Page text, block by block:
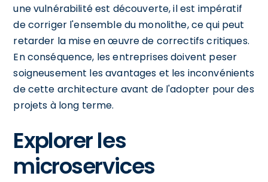
une vulnérabilité est découverte, il est impératif
de corriger l'ensemble du monolithe, ce qui peut
retarder la mise en œuvre de correctifs critiques.
En conséquence, les entreprises doivent peser
soigneusement les avantages et les inconvénients
de cette architecture avant de l'adopter pour des
projets à long terme.
Explorer les
microservices